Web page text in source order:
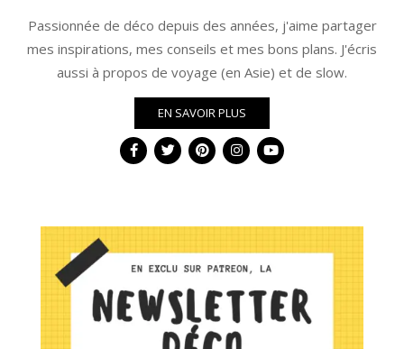
Passionnée de déco depuis des années, j'aime partager
mes inspirations, mes conseils et mes bons plans. J'écris
aussi à propos de voyage (en Asie) et de slow.
EN SAVOIR PLUS